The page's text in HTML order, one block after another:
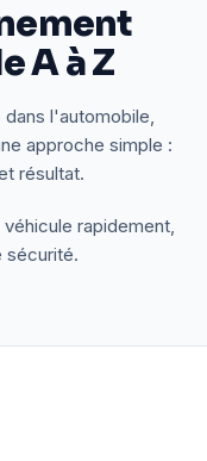
A à Z
l'automobile,
approche simple :
résultat.
rapidement,
sécurité.